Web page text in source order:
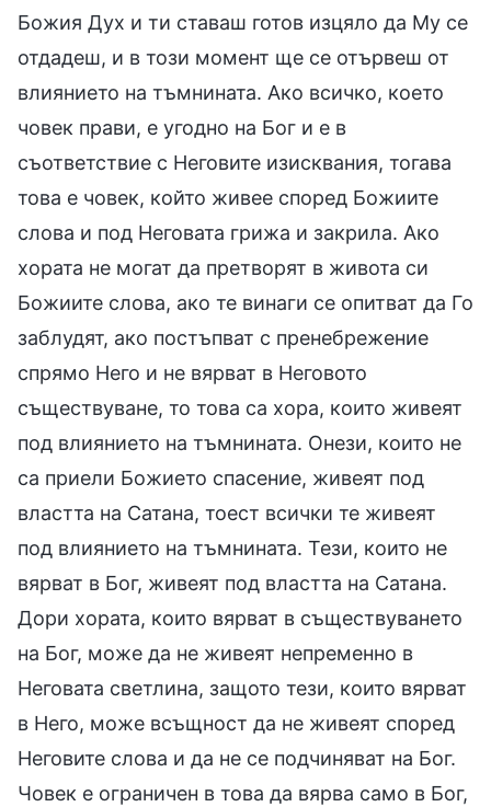
Божия Дух и ти ставаш готов изцяло да Му се
отдадеш, и в този момент ще се отървеш от
влиянието на тъмнината. Ако всичко, което
човек прави, е угодно на Бог и е в
съответствие с Неговите изисквания, тогава
това е човек, който живее според Божиите
слова и под Неговата грижа и закрила. Ако
хората не могат да претворят в живота си
Божиите слова, ако те винаги се опитват да Го
заблудят, ако постъпват с пренебрежение
спрямо Него и не вярват в Неговото
съществуване, то това са хора, които живеят
под влиянието на тъмнината. Онези, които не
са приели Божието спасение, живеят под
властта на Сатана, тоест всички те живеят
под влиянието на тъмнината. Тези, които не
вярват в Бог, живеят под властта на Сатана.
Дори хората, които вярват в съществуването
на Бог, може да не живеят непременно в
Неговата светлина, защото тези, които вярват
в Него, може всъщност да не живеят според
Неговите слова и да не се подчиняват на Бог.
Човек е ограничен в това да вярва само в Бог,